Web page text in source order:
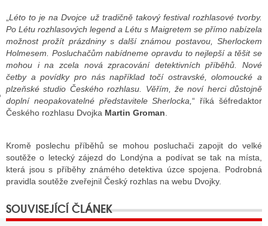
DISKUTÉRA NA RADIOTV
STARŠÍCH DISKUZÍ
Léto to je na Dvojce už tradičně takový festival rozhlasové tvorby.
Po Létu rozhlasových legend a Létu s Maigretem se přímo nabízela
možnost prožít prázdniny s další známou postavou, Sherlockem
Holmesem. Posluchačům nabídneme opravdu to nejlepší a těšit se
mohou i na zcela nová zpracování detektivních příběhů. Nové
četby a povídky pro nás například točí ostravské, olomoucké a
plzeňské studio Českého rozhlasu. Věřím, že noví herci důstojně
doplní neopakovatelné představitele Sherlocka,“ říká šéfredaktor
Českého rozhlasu Dvojka Martin Groman
Kromě poslechu příběhů se mohou posluchači zapojit do velké
soutěže o letecký zájezd do Londýna a podívat se tak na místa,
která jsou s příběhy známého detektiva úzce spojena. Podrobná
pravidla soutěže zveřejnil Český rozhlas na webu Dvojky.